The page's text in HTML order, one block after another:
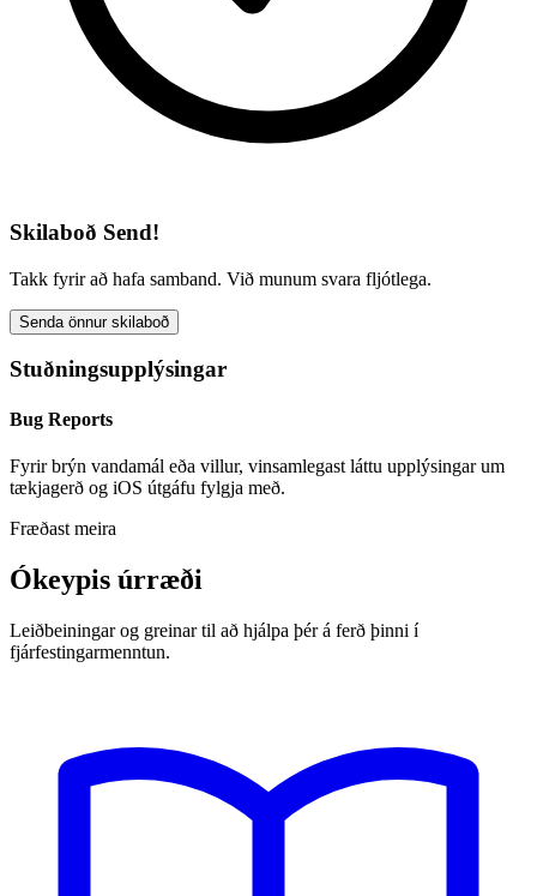
Skilaboð Send!
Takk fyrir að hafa samband. Við munum svara fljótlega.
Senda önnur skilaboð
Stuðningsupplýsingar
Bug Reports
Fyrir brýn vandamál eða villur, vinsamlegast láttu upplýsingar um
tækjagerð og iOS útgáfu fylgja með.
Fræðast meira
Ókeypis úrræði
Leiðbeiningar og greinar til að hjálpa þér á ferð þinni í
fjárfestingarmenntun.